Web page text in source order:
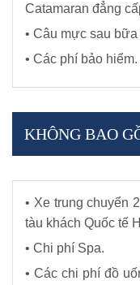
Catamaran đẳng
• Câu mực sau bữa
• Các phí bảo hiểm.
KHÔNG BAO
• Xe trung chuyển
tàu khách Quốc tế
• Chi phí Spa.
• Các chi phí đồ